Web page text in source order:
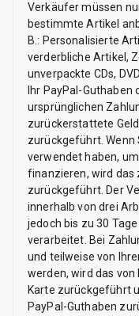
Verkäufer müssen
bestimmte Artikel
B.: Personalisierte
verderbliche Artikel,
unverpackte CDs,
Ihr PayPal-
ursprünglichen
zurückerstattete
zurückgeführt. Wenn
verwendet haben,
finanzieren, wird das
zurückgeführt. Der
innerhalb von drei
jedoch bis zu 30
verarbeitet. Bei
und teilweise von
werden, wird das von
Karte zurückgeführt
PayPal-Guthaben